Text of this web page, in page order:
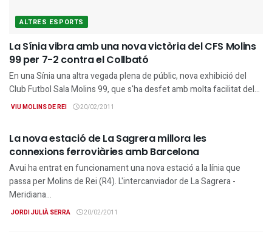
ALTRES ESPORTS
La Sínia vibra amb una nova victòria del CFS Molins
99 per 7-2 contra el Collbató
En una Sínia una altra vegada plena de públic, nova exhibició del
Club Futbol Sala Molins 99, que s'ha desfet amb molta facilitat del...
VIU MOLINS DE REI 20/02/2011
La nova estació de La Sagrera millora les
connexions ferroviàries amb Barcelona
Avui ha entrat en funcionament una nova estació a la línia que
passa per Molins de Rei (R4). L'intercanviador de La Sagrera -
Meridiana...
JORDI JULIÀ SERRA 20/02/2011